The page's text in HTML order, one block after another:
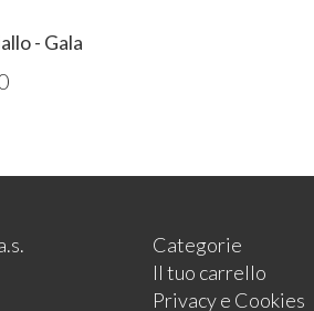
- Gala
Categorie
Il tuo carrello
Privacy e Cookies